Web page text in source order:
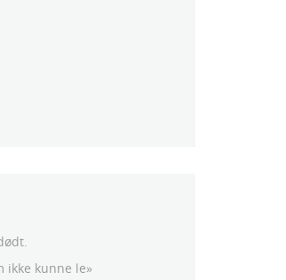
ikke kunne le»